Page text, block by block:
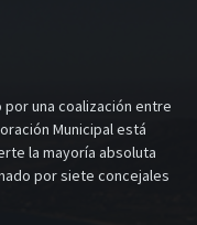
una coalización entre
Municipal está
la mayoría absoluta
por siete concejales